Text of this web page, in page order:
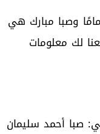
وصبا مبارك هي
لك معلومات
صبا أحمد سليمان